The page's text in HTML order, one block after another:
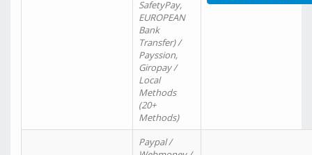
SafetyPay,
EUROPEAN
Bank
Transfer) /
Payssion,
Giropay /
Local
Methods
(20+
Methods)
Paypal /